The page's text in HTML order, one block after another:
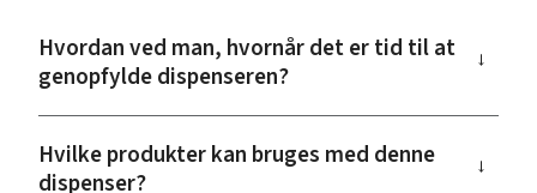
Hvordan ved man, hvornår det er tid til at
genopfylde dispenseren?
→
Hvilke produkter kan bruges med denne
dispenser?
→